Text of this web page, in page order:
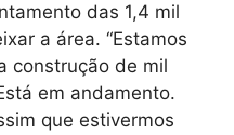
das 1,4 mil
a área. “Estamos
construção de mil
em andamento.
que estivermos